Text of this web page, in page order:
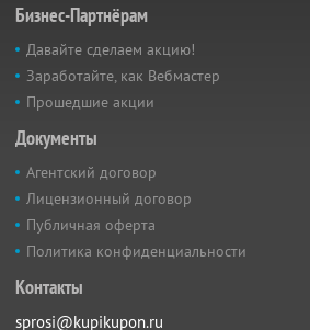
Бизнес-Партнёрам
Давайте сделаем акцию!
Заработайте, как Вебмастер
Прошедшие акции
Документы
Агентский договор
Лицензионный договор
Публичная оферта
Политика конфиденциальности
Контакты
sprosi@kupikupon.ru